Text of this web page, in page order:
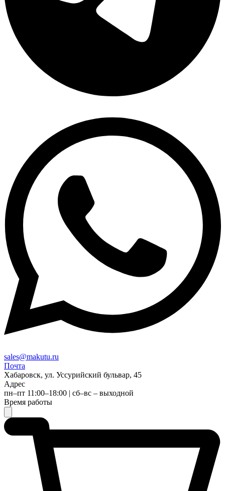
sales@makutu.ru
Почта
Хабаровск, ул. Уссурийский бульвар, 45
Адрес
пн–пт 11:00–18:00 | сб–вс – выходной
Время работы